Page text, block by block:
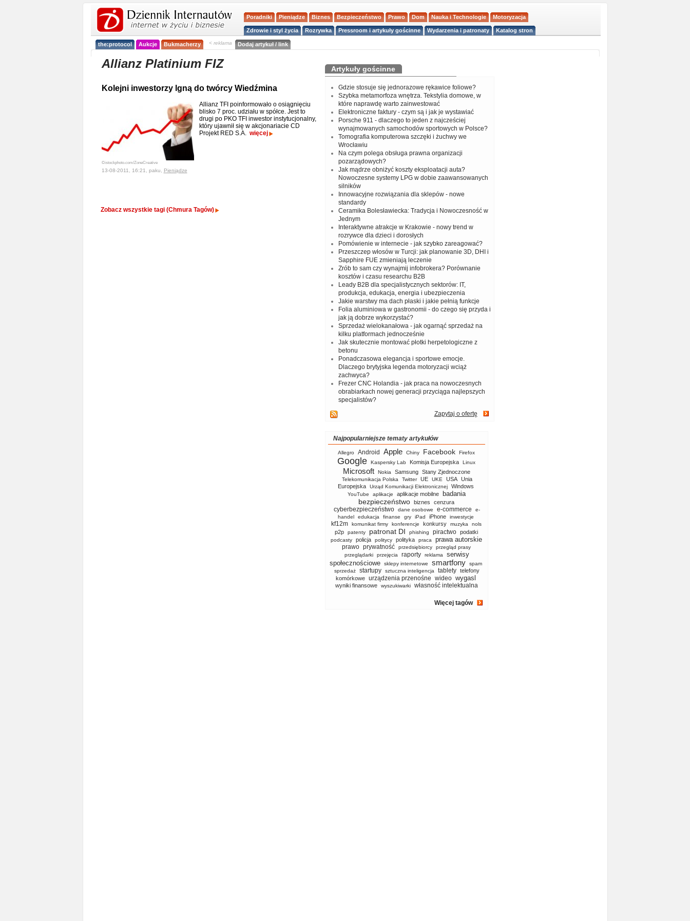
Poradniki Pieniądze Biznes Bezpieczeństwo Prawo Dom Nauka i Technologie Motoryzacja
Zdrowie i styl życia Rozrywka Pressroom i artykuły gościnne Wydarzenia i patronaty Katalog stron
the:protocol Aukcje Bukmacherzy < reklama Dodaj artykuł / link
Allianz Platinium FIZ
Kolejni inwestorzy lgną do twórcy Wiedźmina
©istockphoto.com/ZoneCreative
Allianz TFI poinformowało o osiągnięciu
blisko 7 proc. udziału w spółce. Jest to
drugi po PKO TFI inwestor instytucjonalny,
który ujawnił się w akcjonariacie CD
Projekt RED S.A. więcej
13-08-2011, 16:21, paku, Pieniądze
Zobacz wszystkie tagi (Chmura Tagów)
Artykuły gościnne
Gdzie stosuje się jednorazowe rękawice foliowe?
Szybka metamorfoza wnętrza. Tekstylia domowe, w
które naprawdę warto zainwestować
Elektroniczne faktury - czym są i jak je wystawiać
Porsche 911 - dlaczego to jeden z najcześciej
wynajmowanych samochodów sportowych w Polsce?
Tomografia komputerowa szczęki i żuchwy we
Wrocławiu
Na czym polega obsługa prawna organizacji
pozarządowych?
Jak mądrze obniżyć koszty eksploatacji auta?
Nowoczesne systemy LPG w dobie zaawansowanych
silników
Innowacyjne rozwiązania dla sklepów - nowe
standardy
Ceramika Bolesławiecka: Tradycja i Nowoczesność w
Jednym
Interaktywne atrakcje w Krakowie - nowy trend w
rozrywce dla dzieci i dorosłych
Pomówienie w internecie - jak szybko zareagować?
Przeszczep włosów w Turcji: jak planowanie 3D, DHI i
Sapphire FUE zmieniają leczenie
Zrób to sam czy wynajmij infobrokera? Porównanie
kosztów i czasu researchu B2B
Leady B2B dla specjalistycznych sektorów: IT,
produkcja, edukacja, energia i ubezpieczenia
Jakie warstwy ma dach płaski i jakie pełnią funkcje
Folia aluminiowa w gastronomii - do czego się przyda i
jak ją dobrze wykorzystać?
Sprzedaż wielokanałowa - jak ogarnąć sprzedaż na
kilku platformach jednocześnie
Jak skutecznie montować płotki herpetologiczne z
betonu
Ponadczasowa elegancja i sportowe emocje.
Dlaczego brytyjska legenda motoryzacji wciąż
zachwyca?
Frezer CNC Holandia - jak praca na nowoczesnych
obrabiarkach nowej generacji przyciąga najlepszych
specjalistów?
Zapytaj o ofertę
Najpopularniejsze tematy artykułów
Allegro Android Apple Chiny Facebook Firefox
Google Kaspersky Lab Komisja Europejska Linux
Microsoft Nokia Samsung Stany Zjednoczone
Telekomunikacja Polska Twitter UE UKE USA
Unia
Europejska
Urząd Komunikacji Elektronicznej Windows
YouTube aplikacje aplikacje mobilne badania
bezpieczeństwo biznes cenzura
cyberbezpieczeństwo dane osobowe e-commerce
e-
handel
edukacja finanse gry iPad iPhone inwestycje
kf12m komunikat firmy konferencje konkursy muzyka nols
p2p patenty patronat DI phishing piractwo podatki
podcasty policja politycy polityka praca prawa autorskie
prawo prywatność przedsiębiorcy
przegląd prasy
przeglądarki
przejęcia raporty reklama
serwisy
społecznościowe
sklepy internetowe smartfony
spam
sprzedaż
startupy sztuczna inteligencja tablety telefony
komórkowe urządzenia przenośne wideo wygasl
wyniki finansowe wyszukiwarki własność intelektualna
Więcej tagów